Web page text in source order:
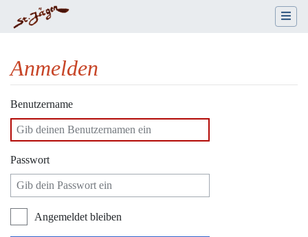
Anmelden
Wechseln zu:Navigation
Benutzername
Passwort
Angemeldet bleiben